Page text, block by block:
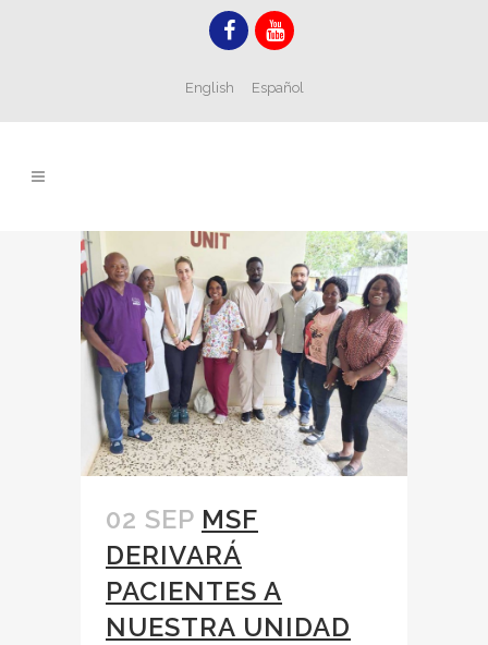
English Español
02 SEP MSF
DERIVARÁ
PACIENTES A
NUESTRA UNIDAD